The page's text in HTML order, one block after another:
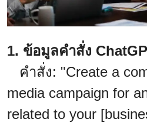
1. ข้อมูลคำสั่ง
คำสั่ง: "Create a
media campaign for
related to your